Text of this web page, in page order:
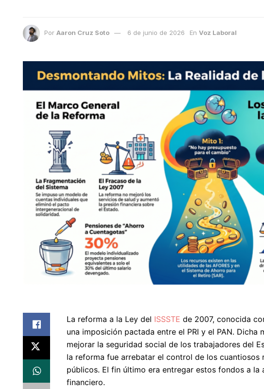
Por Aaron Cruz Soto 6 de junio de 2026 En Voz Laboral
La reforma a la Ley del ISSSTE de 2007, conocida
una imposición pactada entre el PRI y el PAN.
mejorar la seguridad social de los trabajadores del
la reforma fue arrebatar el control de los cuantiosos
públicos. El fin último era entregar estos fondos a
financiero.